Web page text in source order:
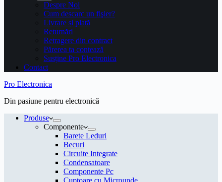
Despre Noi
Cum descarc un fişier?
Livrare și plată
Returnări
Retragere din contract
Părerea ta contează
Susține Pro Electronica
Contact
Pro Electronica
Din pasiune pentru electronică
Produse
Componente
Barete Leduri
Becuri
Circuite Integrate
Condensatoare
Componente Pc
Cuptoare cu Microunde